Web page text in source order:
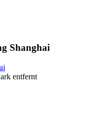
Shanghai
entfernt